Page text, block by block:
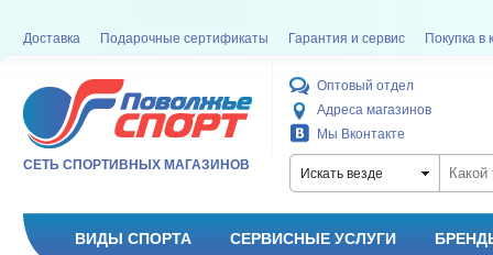
Доставка Подарочные сертификаты Гарантия и сервис Покупка в
СЕТЬ СПОРТИВНЫХ МАГАЗИНОВ
Оптовый отдел
Адреса магазинов
Мы Вконтакте
Искать везде
ВИДЫ СПОРТА СЕРВИСНЫЕ УСЛУГИ